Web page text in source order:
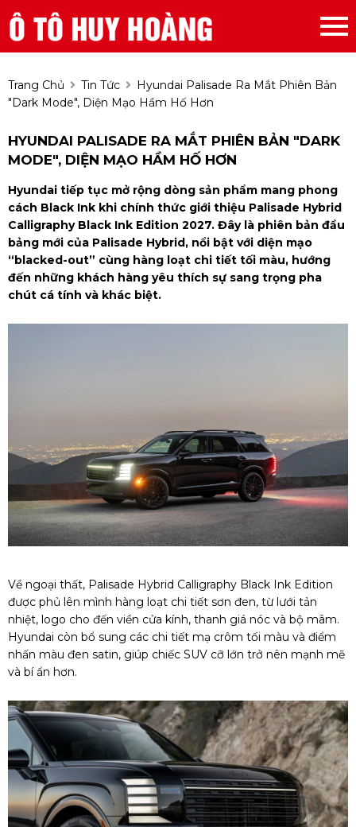
Trang Chủ Tin Tức
Hyundai Palisade Ra Mắt Phiên Bản
"dark Mode", Diện Mạo Hầm Hố Hơn
HYUNDAI PALISADE RA MẮT PHIÊN BẢN "DARK
MODE", DIỆN MẠO HẦM HỐ HƠN
Hyundai tiếp tục mở rộng dòng sản phẩm mang phong
cách Black Ink khi chính thức giới thiệu Palisade Hybrid
Calligraphy Black Ink Edition 2027. Đây là phiên bản đầu
bảng mới của Palisade Hybrid, nổi bật với diện mạo
“blacked-out” cùng hàng loạt chi tiết tối màu, hướng
đến những khách hàng yêu thích sự sang trọng pha
chút cá tính và khác biệt.
Về ngoại thất, Palisade Hybrid Calligraphy Black Ink Edition
được phủ lên mình hàng loạt chi tiết sơn đen, từ lưới tản
nhiệt, logo cho đến viền cửa kính, thanh giá nóc và bộ mâm.
Hyundai còn bổ sung các chi tiết mạ crôm tối màu và điểm
nhấn màu đen satin, giúp chiếc SUV cỡ lớn trở nên mạnh mẽ
và bí ẩn hơn.